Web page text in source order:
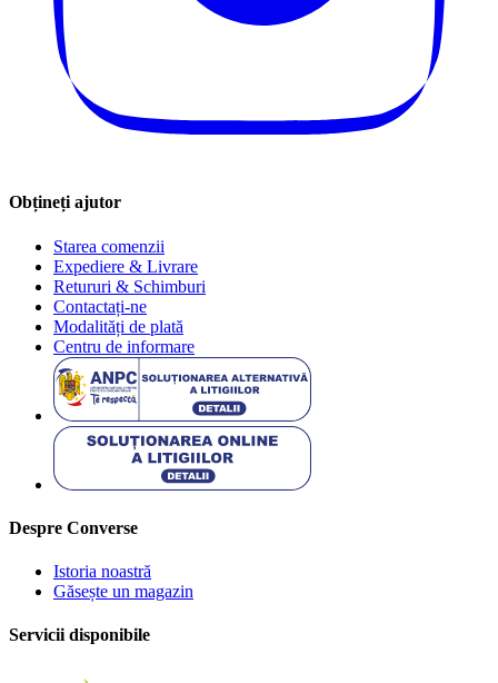
Obțineți ajutor
Starea comenzii
Expediere & Livrare
Retururi & Schimburi
Contactați-ne
Modalități de plată
Centru de informare
Despre Converse
Istoria noastră
Găsește un magazin
Servicii disponibile